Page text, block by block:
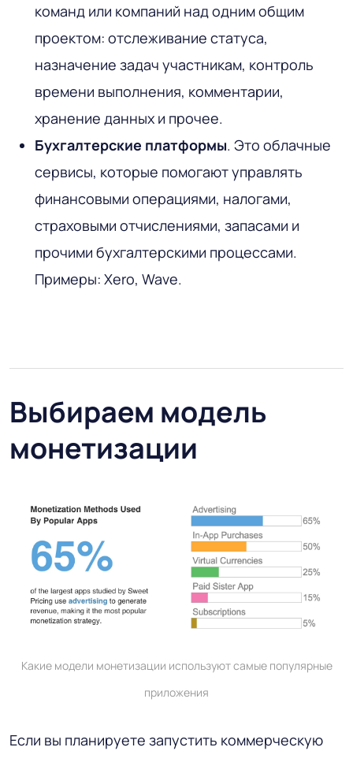
команд или компаний над одним общим
проектом: отслеживание статуса,
назначение задач участникам, контроль
времени выполнения, комментарии,
хранение данных и прочее.
Бухгалтерские платформы. Это облачные
сервисы, которые помогают управлять
финансовыми операциями, налогами,
страховыми отчислениями, запасами и
прочими бухгалтерскими процессами.
Примеры: Xero, Wave.
Выбираем модель
монетизации
Какие модели монетизации используют самые популярные
приложения
Если вы планируете запустить коммерческую